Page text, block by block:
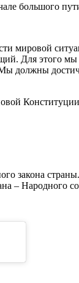
большого
мировой
Для этого
должны
закона
– Народного